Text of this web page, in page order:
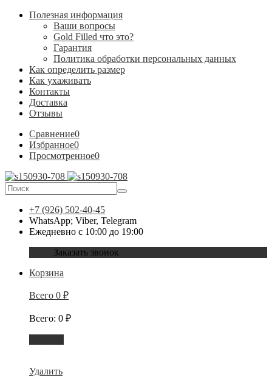
Полезная информация
Ваши вопросы
Gold Filled что это?
Гарантия
Политика обработки персональных данных
Как определить размер
Как ухаживать
Контакты
Доставка
Отзывы
Сравнение0
Избранное0
Просмотренное0
+7 (926) 502-40-45
WhatsApp; Viber, Telegram
Ежедневно с 10:00 до 19:00
Заказать звонок
Корзина
Всего 0 ₽
Всего: 0 ₽
Удалить